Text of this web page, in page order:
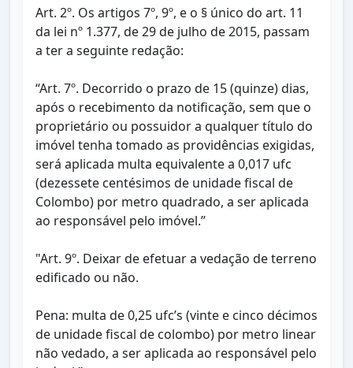
Art. 2º. Os artigos 7º, 9º, e o § único do art. 11
da lei nº 1.377, de 29 de julho de 2015, passam
a ter a seguinte redação:
“Art. 7º. Decorrido o prazo de 15 (quinze) dias,
após o recebimento da notificação, sem que o
proprietário ou possuidor a qualquer título do
imóvel tenha tomado as providências exigidas,
será aplicada multa equivalente a 0,017 ufc
(dezessete centésimos de unidade fiscal de
Colombo) por metro quadrado, a ser aplicada
ao responsável pelo imóvel.”
"Art. 9º. Deixar de efetuar a vedação de terreno
edificado ou não.
Pena: multa de 0,25 ufc’s (vinte e cinco décimos
de unidade fiscal de colombo) por metro linear
não vedado, a ser aplicada ao responsável pelo